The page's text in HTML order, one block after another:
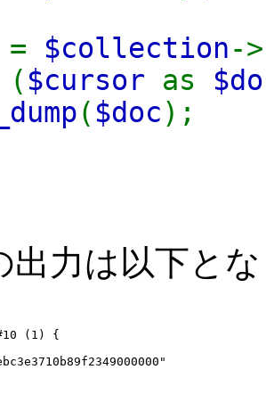
= $collection->
( $cursor as
( $doc);
出力は以下と
(1) {